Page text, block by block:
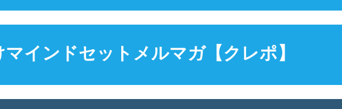
マインドセット メルマガ【クレポ】